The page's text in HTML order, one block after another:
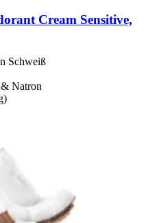
Cream Sensitive,
Schweiß
Natron